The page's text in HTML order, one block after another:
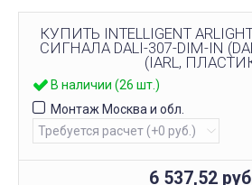
КУПИТЬ INTELLIGENT
СИГНАЛА DALI-307-DIM-IN
(IARL,
В наличии (26 шт.)
Монтаж Москва и обл.
6 537,52